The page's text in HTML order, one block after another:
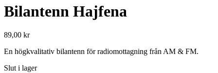
Bilantenn Hajfena
89,00 kr
En högkvalitativ bilantenn för radiomottagning från AM & FM.
Slut i lager